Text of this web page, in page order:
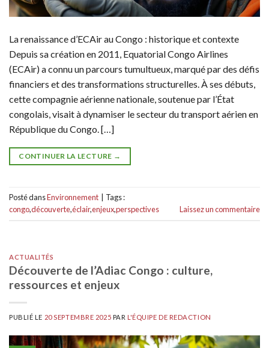
La renaissance d’ECAir au Congo : historique et contexte
Depuis sa création en 2011, Equatorial Congo Airlines
(ECAir) a connu un parcours tumultueux, marqué par des défis
financiers et des transformations structurelles. À ses débuts,
cette compagnie aérienne nationale, soutenue par l’État
congolais, visait à dynamiser le secteur du transport aérien en
République du Congo. […]
CONTINUER LA LECTURE →
Posté dansEnvironnement
Tags :
congo,découverte,éclair,enjeux,perspectives Laissez un commentaire
ACTUALITÉS
Découverte de l’Adiac Congo : culture,
ressources et enjeux
PUBLIÉ LE 20 SEPTEMBRE 2025 PAR L'ÉQUIPE DE REDACTION